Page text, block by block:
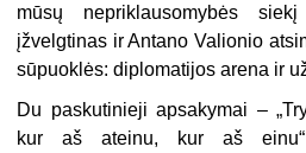
mūsų nepriklausomybės
įžvelgtinas ir Antano Valionio
sūpuoklės: diplomatijos arena ir
Du paskutinieji apsakymai –
kur aš ateinu, kur aš